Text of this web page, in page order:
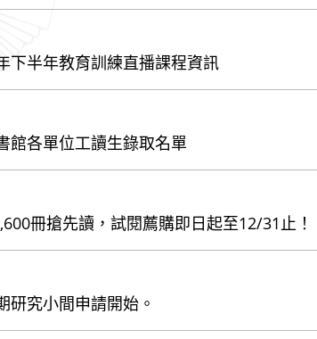
下半年教育訓練直播課程資訊
館各單位工讀生錄取名單
冊搶先讀，試閱薦購即日起至12/31止！
研究小間申請開始。
訊2026年下半年教育訓練直